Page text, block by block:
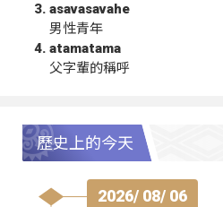
asavasavahe
男性青年
atamatama
父字輩的稱呼
歷史上的今天
2026/ 08/ 06